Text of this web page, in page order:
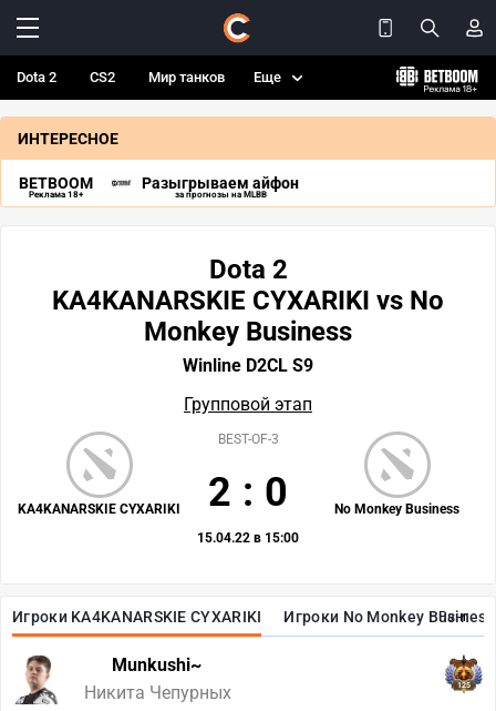
Dota 2 CS2 Мир танков Еще
ИНТЕРЕСНОЕ
BETBOOM
Реклама 18+
Разыгрываем айфон
за прогнозы на MLBB
Ранг
Игроки KA4KANARSKIE CYXARIKI Игроки No Monkey Business
Munkushi~
Никита Чепурных
125
Dota 2
KA4KANARSKIE CYXARIKI vs No
Monkey Business
Winline D2CL S9
Групповой этап
KA4KANARSKIE CYXARIKI No Monkey Business
BEST-OF-3
2 : 0
15.04.22 в 15:00